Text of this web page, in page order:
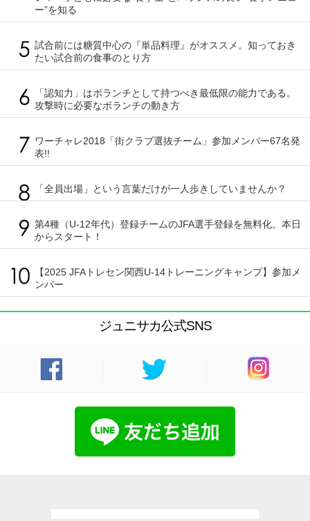
ー”を知る
試合前には糖質中心の『単品料理』がオススメ。知っておき
たい試合前の食事のとり方
「認知力」はボランチとして持つべき最低限の能力である。
攻撃時に必要なボランチの動き方
ワーチャレ2018「街クラブ選抜チーム」参加メンバー67名発
表!!
「全員出場」という言葉だけが一人歩きしていませんか？
第4種（U-12年代）登録チームのJFA選手登録を無料化。本日
からスタート！
【2025 JFAトレセン関西U-14トレーニングキャンプ】参加メ
ンバー
ジュニサカ公式SNS